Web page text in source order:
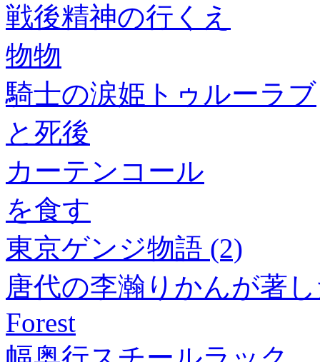
戦後精神の行くえ
物物
騎士の涙姫トゥルーラブ
と死後
カーテンコール
を食す
東京ゲンジ物語 (2)
唐代の李瀚りかんが著
Forest